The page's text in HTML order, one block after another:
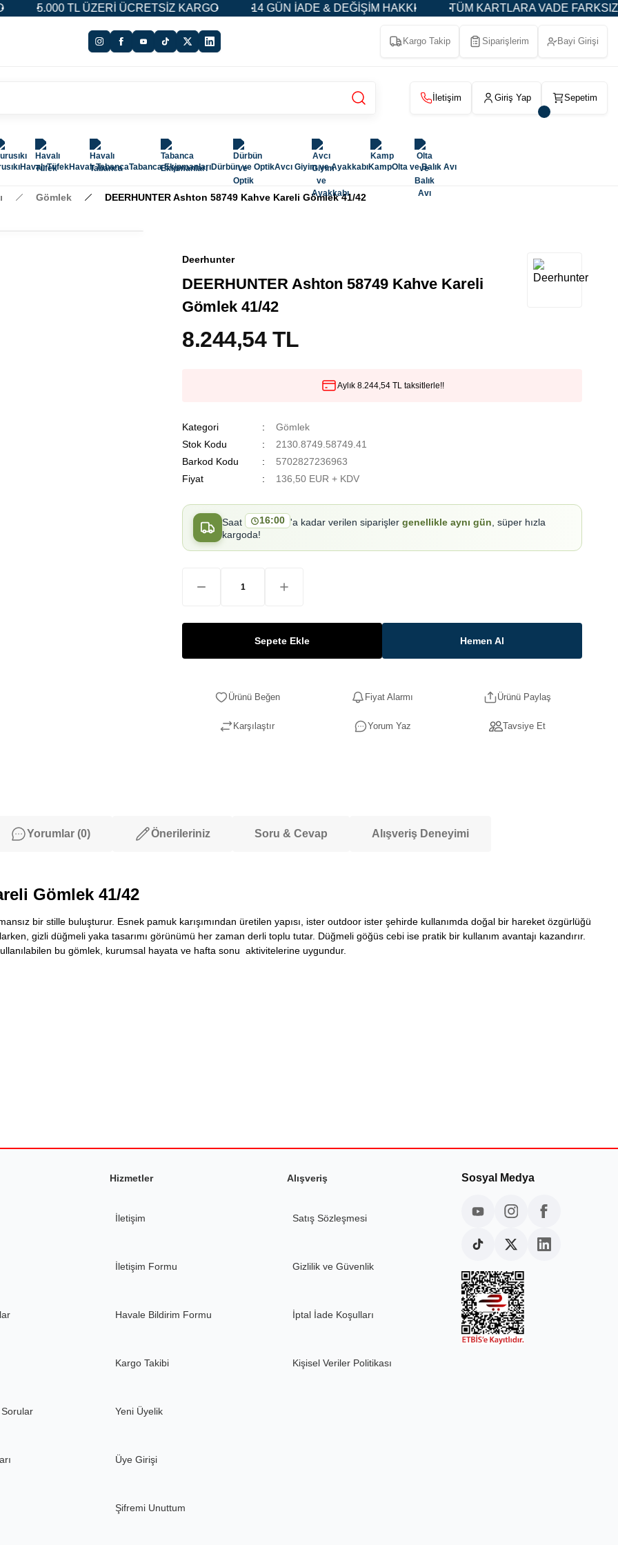
5.000 TL ÜZERİ ÜCRETSİZ KARGO 14 GÜN İADE & DEĞİŞİM HAKKI TÜM KARTLARA VADE FARKSIZ 3-5-
Kargo Takip Siparişlerim Bayi Girişi
İletişim Giriş Yap Sepetim
Havalı TüfekHavalı TabancaTabanca EkipmanlarıDürbün ve OptikAvcı Giyim ve AyakkabıKampOlta ve Balık Avı
Gömlek DEERHUNTER Ashton 58749 Kahve Kareli Gömlek 41/42
Deerhunter
DEERHUNTER Ashton 58749 Kahve Kareli
Gömlek 41/42
8.244,54 TL
Aylık 8.244,54 TL taksitlerle!!
Kategori
Gömlek
Stok Kodu
2130.8749.58749.41
Barkod Kodu
5702827236963
Fiyat
136,50 EUR + KDV
Saat 16:00 'a kadar verilen siparişler genellikle aynı gün , süper hızla
kargoda!
Sepete Ekle Hemen Al
Fiyat Alarmı Ürünü Paylaş
Karşılaştır Yorum Yaz Tavsiye Et
Yorumlar (0) Önerileriniz Soru & Cevap Alışveriş Deneyimi
Gömlek 41/42
bir stille buluşturur. Esnek pamuk karışımından üretilen yapısı, ister outdoor ister şehirde kullanımda doğal bir hareket özgürlüğü
gizli düğmeli yaka tasarımı görünümü her zaman derli toplu tutar. Düğmeli göğüs cebi ise pratik bir kullanım avantajı kazandırır.
bu gömlek, kurumsal hayata ve hafta sonu aktivitelerine uygundur.
Sorular
Hizmetler
İletişim
İletişim Formu
Havale Bildirim Formu
Kargo Takibi
Yeni Üyelik
Üye Girişi
Şifremi Unuttum
Alışveriş
Satış Sözleşmesi
Gizlilik ve Güvenlik
İptal İade Koşulları
Kişisel Veriler Politikası
Sosyal Medya